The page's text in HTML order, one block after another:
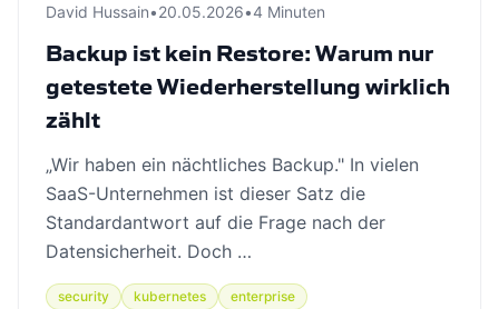
David Hussain•20.05.2026•4 Minuten
Backup ist kein Restore: Warum nur
getestete Wiederherstellung wirklich
zählt
„Wir haben ein nächtliches Backup." In vielen
SaaS-Unternehmen ist dieser Satz die
Standardantwort auf die Frage nach der
Datensicherheit. Doch …
security kubernetes enterprise